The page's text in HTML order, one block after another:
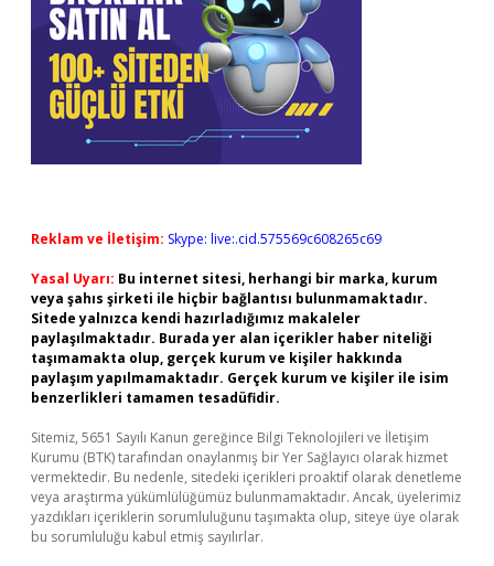
Reklam ve İletişim: Skype: live:.cid.575569c608265c69
Yasal Uyarı: Bu internet sitesi, herhangi bir marka, kurum
veya şahıs şirketi ile hiçbir bağlantısı bulunmamaktadır.
Sitede yalnızca kendi hazırladığımız makaleler
paylaşılmaktadır. Burada yer alan içerikler haber niteliği
taşımamakta olup, gerçek kurum ve kişiler hakkında
paylaşım yapılmamaktadır. Gerçek kurum ve kişiler ile isim
benzerlikleri tamamen tesadüfidir.
Sitemiz, 5651 Sayılı Kanun gereğince Bilgi Teknolojileri ve İletişim
Kurumu (BTK) tarafından onaylanmış bir Yer Sağlayıcı olarak hizmet
vermektedir. Bu nedenle, sitedeki içerikleri proaktif olarak denetleme
veya araştırma yükümlülüğümüz bulunmamaktadır. Ancak, üyelerimiz
yazdıkları içeriklerin sorumluluğunu taşımakta olup, siteye üye olarak
bu sorumluluğu kabul etmiş sayılırlar.